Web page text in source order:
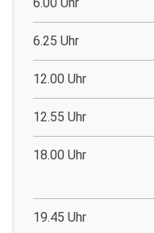
6.00 Uhr
6.25 Uhr
12.00 Uhr
12.55 Uhr
18.00 Uhr
19.45 Uhr